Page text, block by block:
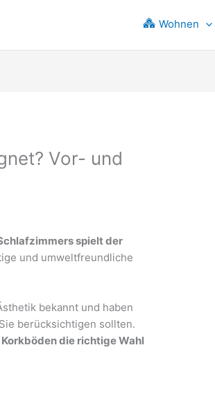
Wohnen
Vor- und
spielt der
und umweltfreundliche
bekannt und haben
berücksichtigen sollten.
die richtige Wahl